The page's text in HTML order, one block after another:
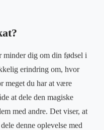
minder dig om din fødsel i
erindring om, hvor
meget du har at være
at dele den magiske
med andre. Det viser, at
denne oplevelse med